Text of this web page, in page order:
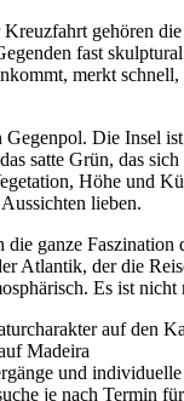
gehören
fast
merkt
Die Insel
satte Grün, das
Höhe und
lieben.
die ganze Faszination
Atlantik, der die
Es ist
auf den
Madeira
und
je nach Termin